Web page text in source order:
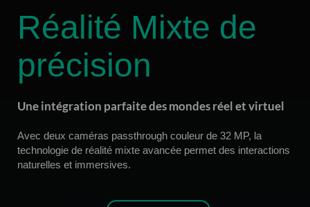
Réalité Mixte de
précision
Une intégration parfaite des mondes réel et virtuel
Avec deux caméras passthrough couleur de 32 MP, la
technologie de réalité mixte avancée permet des interactions
naturelles et immersives.